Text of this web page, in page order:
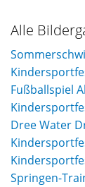
Alle
Fußballspiel
Dree Water
Springen-